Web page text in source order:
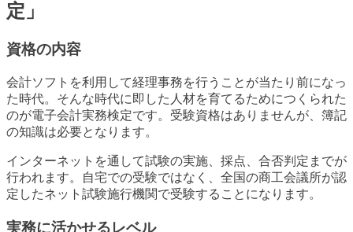
定」
資格の内容
会計ソフトを利用して経理事務を行うことが当たり前になっ
た時代。そんな時代に即した人材を育てるためにつくられた
のが電子会計実務検定です。受験資格はありませんが、簿記
の知識は必要となります。
インターネットを通して試験の実施、採点、合否判定までが
行われます。自宅での受験ではなく、全国の商工会議所が認
定したネット試験施行機関で受験することになります。
実務に活かせるレベル